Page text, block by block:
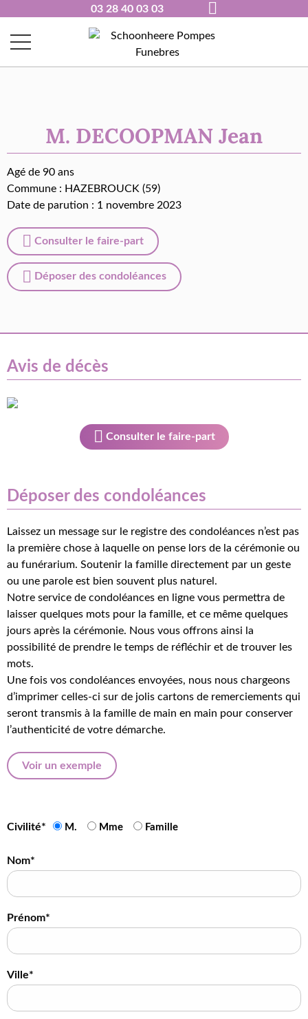
03 28 40 03 03
M. DECOOPMAN Jean
Agé de 90 ans
Commune : HAZEBROUCK (59)
Date de parution : 1 novembre 2023
Consulter le faire-part
Déposer des condoléances
Avis de décès
Consulter le faire-part
Déposer des condoléances
Laissez un message sur le registre des condoléances n’est pas
la première chose à laquelle on pense lors de la cérémonie ou
au funérarium. Soutenir la famille directement par un geste
ou une parole est bien souvent plus naturel.
Notre service de condoléances en ligne vous permettra de
laisser quelques mots pour la famille, et ce même quelques
jours après la cérémonie. Nous vous offrons ainsi la
possibilité de prendre le temps de réfléchir et de trouver les
mots.
Une fois vos condoléances envoyées, nous nous chargeons
d’imprimer celles-ci sur de jolis cartons de remerciements qui
seront transmis à la famille de main en main pour conserver
l’authenticité de votre démarche.
Voir un exemple
Civilité* M. Mme Famille
Nom*
Prénom*
Ville*